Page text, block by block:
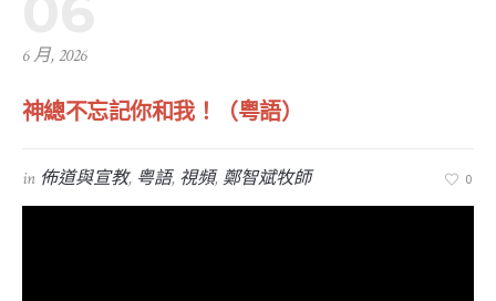
6 月, 2026
神總不忘記你和我！（粤語）
in 佈道與宣教, 粤語, 視頻,鄭智斌牧師 0